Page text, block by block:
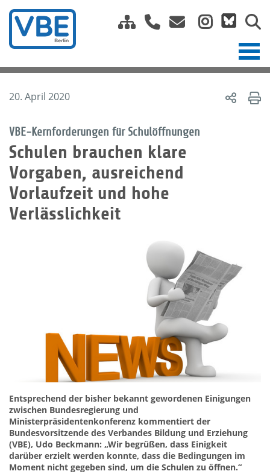
20. April 2020
VBE-Kernforderungen für Schulöffnungen
Schulen brauchen klare
Vorgaben, ausreichend
Vorlaufzeit und hohe
Verlässlichkeit
Entsprechend der bisher bekannt gewordenen Einigungen
zwischen Bundesregierung und
Ministerpräsidentenkonferenz kommentiert der
Bundesvorsitzende des Verbandes Bildung und Erziehung
(VBE), Udo Beckmann: „Wir begrüßen, dass Einigkeit
darüber erzielt werden konnte, dass die Bedingungen im
Moment nicht gegeben sind, um die Schulen zu öffnen.“